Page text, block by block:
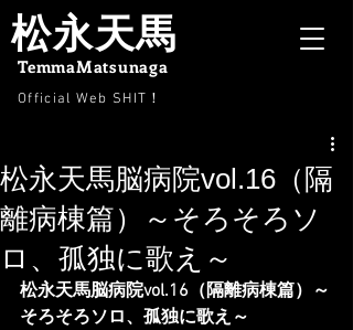
Official Web SHIT ！
松永天馬
TemmaMatsunaga
松永天馬脳病院vol.16（隔
離病棟篇）～そろそろソ
ロ、孤独に歌え～
松永天馬脳病院vol.16（隔離病棟篇）～
そろそろソロ、孤独に歌え～